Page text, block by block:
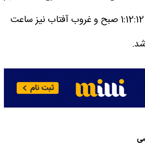
کرمان امروز ساعت 1:12:12 صبح و غروب آفتاب نیز ساعت